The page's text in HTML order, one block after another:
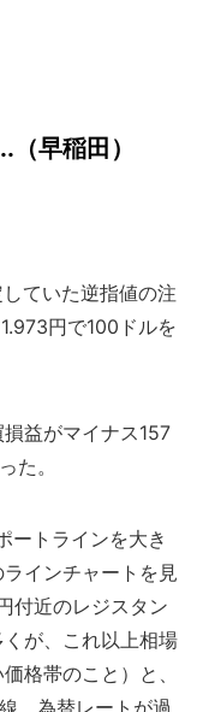
早稲田）
ていた逆指値の注
円で100ドルを
益がマイナス157
た。
ートラインを大き
インチャートを見
付近のレジスタン
が、これ以上相場
格帯のこと）と、
。為替レートが過